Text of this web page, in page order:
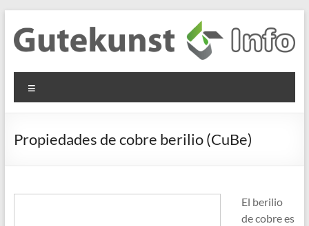
contenido
Gutekunst
Formfedern
GmbH
Informationen
Flachmaterial
Propiedades de cobre berilio (CuBe)
El berilio
de cobre es